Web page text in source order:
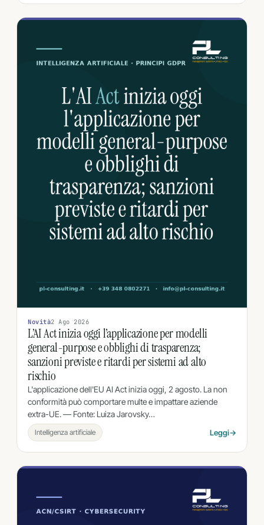
Novità2 Ago 2026
L’AI Act inizia oggi l’applicazione per modelli
general-purpose e obblighi di trasparenza;
sanzioni previste e ritardi per sistemi ad alto
rischio
L'applicazione dell'EU AI Act inizia oggi, 2 agosto. La non
conformità può comportare multe e impattare aziende
extra-UE. — Fonte: Luiza Jarovsky…
Intelligenza artificiale Leggi→